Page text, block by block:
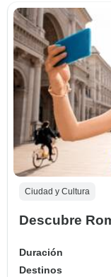
Ciudad y Cultura
Descubre
Duración
Destinos